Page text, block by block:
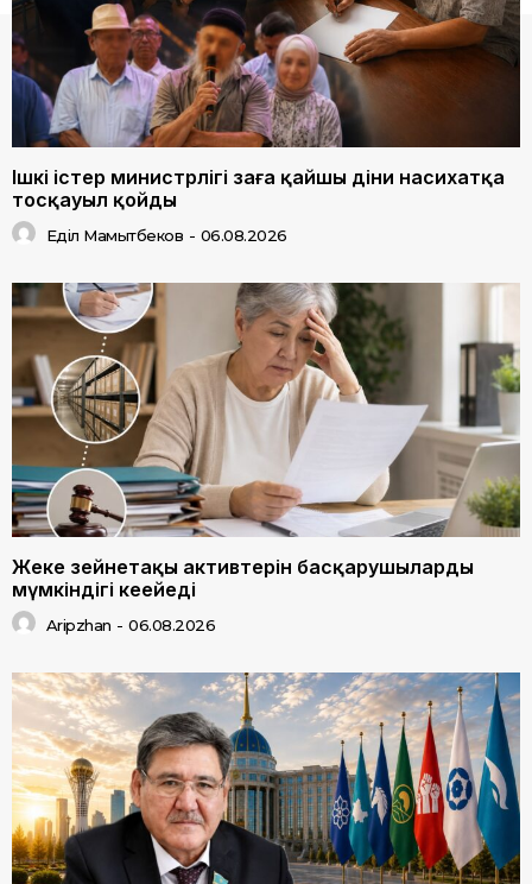
Ішкі істер министрлігі заңға қайшы діни насихатқа
тосқауыл қойды
Еділ Мамытбеков - 06.08.2026
Жеке зейнетақы активтерін басқарушылардың
мүмкіндігі кеңейеді
Aripzhan - 06.08.2026